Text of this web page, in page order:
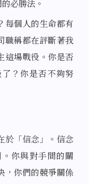
必勝法。
每個人的生命都有
職稱都在評斷著我
這場戰役。你是否
？你是否不夠努
於「信念」。信念
你與對手間的關
，你們的競爭關係